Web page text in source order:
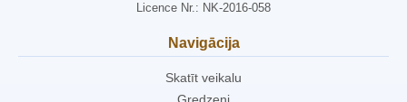
Licence Nr.: NK-2016-058
Navigācija
Skatīt veikalu